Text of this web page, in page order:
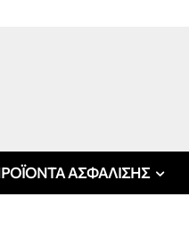
ΑΣΦΑΛΙΣΗΣ